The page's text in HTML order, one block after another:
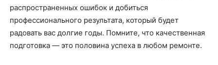
распространенных ошибок и добиться
профессионального результата, который будет
радовать вас долгие годы. Помните, что качественная
подготовка — это половина успеха в любом ремонте.